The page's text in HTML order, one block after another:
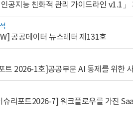
인공지능 친화적 관리 가이드라인 v1.1」
공공데이터 뉴스레터 제131호